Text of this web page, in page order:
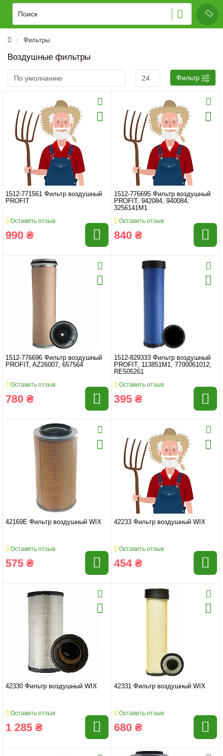
Фильтры
Воздушные фильтры
Фильтр
1512-771561 Фильтр воздушный
PROFIT
Оставить отзыв
990 ₴
1512-776695 Фильтр воздушный
PROFIT, 942084, 940084,
3256141M1
Оставить отзыв
840 ₴
1512-776696 Фильтр воздушный
PROFIT, AZ26007, 657564
Оставить отзыв
780 ₴
1512-829333 Фильтр воздушный
PROFIT, 113851M1, 7700061012,
RE505261
Оставить отзыв
395 ₴
42169E Фильтр воздушный WIX
Оставить отзыв
575 ₴
42233 Фильтр воздушный WIX
Оставить отзыв
454 ₴
42330 Фильтр воздушный WIX
Оставить отзыв
1 285 ₴
42331 Фильтр воздушный WIX
Оставить отзыв
680 ₴